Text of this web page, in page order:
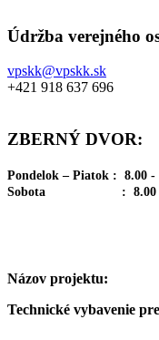
Údržba verejného
vpskk@vpskk.sk
+421 918 637 696
ZBERNÝ DVOR:
Pondelok – Piatok : 8.00 -
Sobota : 8.00 -
Názov projektu:
Technické vybavenie